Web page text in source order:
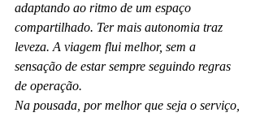
adaptando ao ritmo de um espaço
compartilhado. Ter mais autonomia traz
leveza. A viagem flui melhor, sem a
sensação de estar sempre seguindo regras
de operação.
Na pousada, por melhor que seja o serviço,